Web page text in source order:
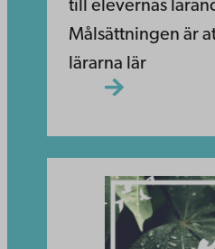
till elevernas
Målsättningen är
lärarna lär